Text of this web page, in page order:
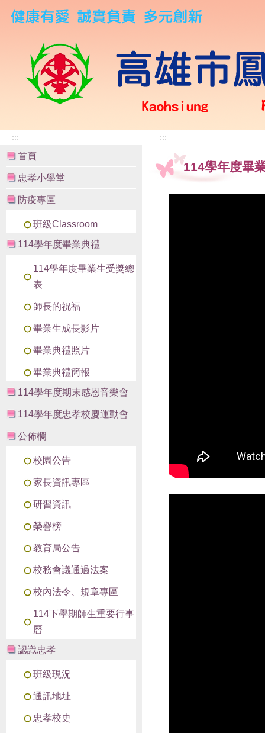
:::
首頁
忠孝小學堂
防疫專區
班級Classroom
114學年度畢業典禮
114學年度畢業生受獎總
表
師長的祝福
畢業生成長影片
畢業典禮照片
畢業典禮簡報
114學年度期末感恩音樂會
114學年度忠孝校慶運動會
公佈欄
校園公告
家長資訊專區
研習資訊
榮譽榜
教育局公告
校務會議通過法案
校內法令、規章專區
114下學期師生重要行事
曆
認識忠孝
班級現況
通訊地址
忠孝校史
:::
114學年度畢